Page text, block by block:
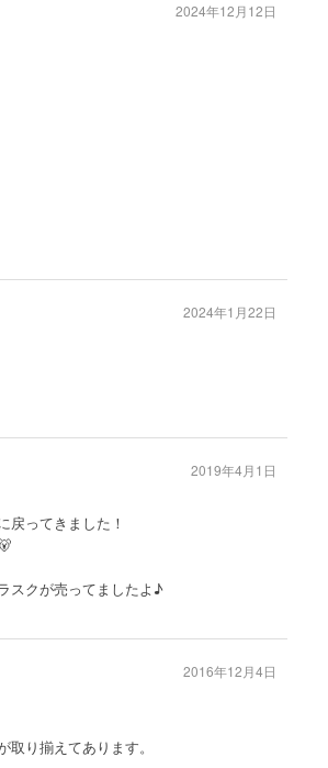
2024年12月12日
2024年1月22日
戻ってきました！
スクが売ってましたよ♪
2019年4月1日
り揃えてあります。
2016年12月4日